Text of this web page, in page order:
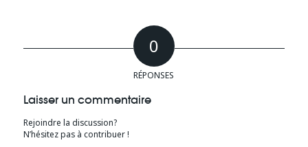
0
RÉPONSES
Laisser un commentaire
Rejoindre la discussion?
N’hésitez pas à contribuer !